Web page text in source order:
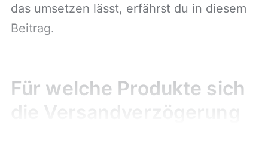
das umsetzen lässt, erfährst du in diesem
Beitrag.
Für welche Produkte sich
die Versandverzögerung